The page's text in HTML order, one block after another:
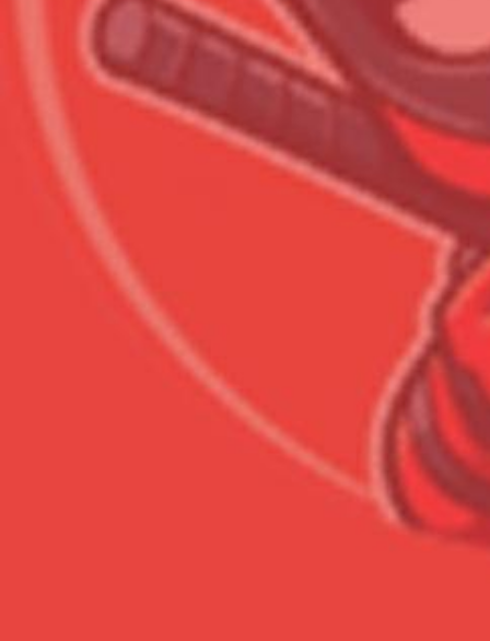
Сумма к оплате (без